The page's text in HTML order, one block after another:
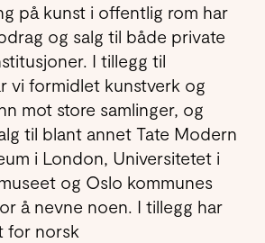
på kunst i offentlig rom har
og salg til både private
I tillegg til
vi formidlet kunstverk og
mot store samlinger, og
til blant annet Tate Modern
i London, Universitetet i
og Oslo kommunes
å nevne noen. I tillegg har
for norsk